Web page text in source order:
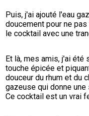
Puis, j'ai ajouté l'eau
doucement pour ne
le cocktail avec une
Et là, mes amis, j'ai été
touche épicée et
douceur du rhum et du
gazeuse qui donne
Ce cocktail est un vrai